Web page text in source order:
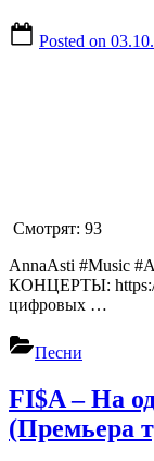
Posted on
Смотрят: 93
AnnaAsti #Music
КОНЦЕРТЫ: https://
цифровых …
Песни
FI$A – На
(Премьера